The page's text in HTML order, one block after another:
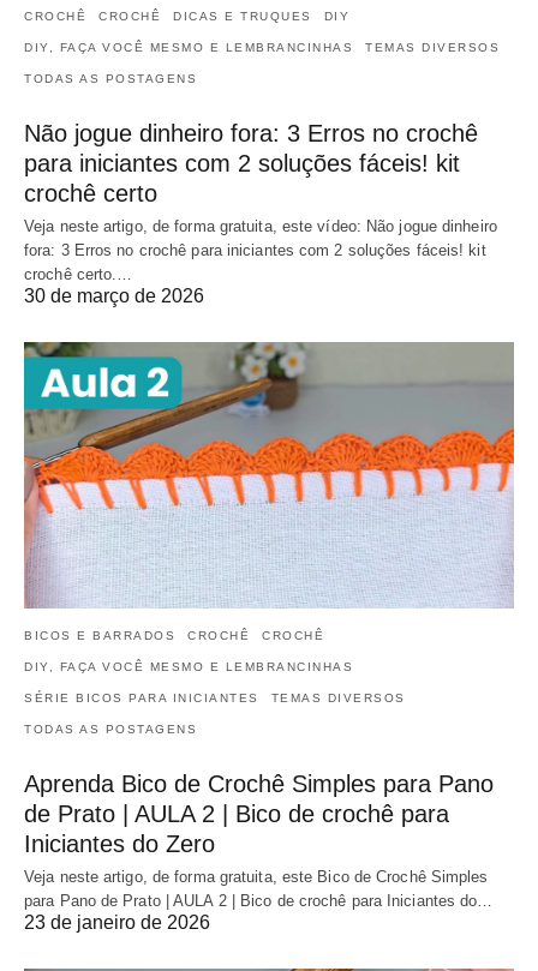
CROCHÊ CROCHÊ DICAS E TRUQUES DIY
DIY, FAÇA VOCÊ MESMO E LEMBRANCINHAS TEMAS DIVERSOS
TODAS AS POSTAGENS
Não jogue dinheiro fora: 3 Erros no crochê
para iniciantes com 2 soluções fáceis! kit
crochê certo
Veja neste artigo, de forma gratuita, este vídeo: Não jogue dinheiro
fora: 3 Erros no crochê para iniciantes com 2 soluções fáceis! kit
crochê certo.…
30 de março de 2026
BICOS E BARRADOS CROCHÊ CROCHÊ
DIY, FAÇA VOCÊ MESMO E LEMBRANCINHAS
SÉRIE BICOS PARA INICIANTES TEMAS DIVERSOS
TODAS AS POSTAGENS
Aprenda Bico de Crochê Simples para Pano
de Prato | AULA 2 | Bico de crochê para
Iniciantes do Zero
Veja neste artigo, de forma gratuita, este Bico de Crochê Simples
para Pano de Prato | AULA 2 | Bico de crochê para Iniciantes do…
23 de janeiro de 2026